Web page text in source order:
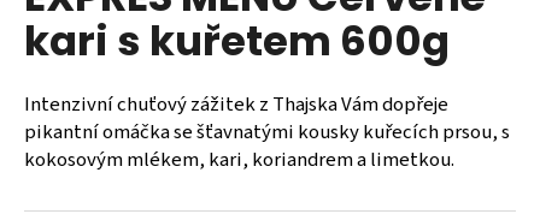
0,0
hvězdiček.
kari s kuřetem 600g
Intenzivní chuťový zážitek z Thajska Vám dopřeje
pikantní omáčka se šťavnatými kousky kuřecích prsou, s
kokosovým mlékem, kari, koriandrem a limetkou.
a
j
í
t
?